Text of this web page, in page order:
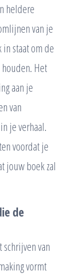
heldere
van je
staat om de
Het
aan je
van
je verhaal.
voordat je
jouw boek zal
de
van
vormt